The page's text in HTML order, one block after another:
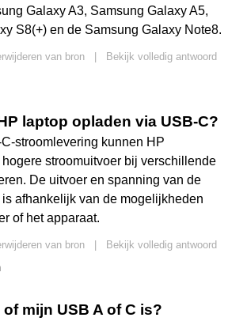
Galaxy A3, Samsung Galaxy A5,
S8(+) en de Samsung Galaxy Note8.
van bron
Bekijk volledig antwoord
laptop opladen via USB-C?
stroomlevering kunnen HP
stroomuitvoer bij verschillende
De uitvoer en spanning van de
afhankelijk van de mogelijkheden
of het apparaat.
van bron
Bekijk volledig antwoord
mijn USB A of C is?